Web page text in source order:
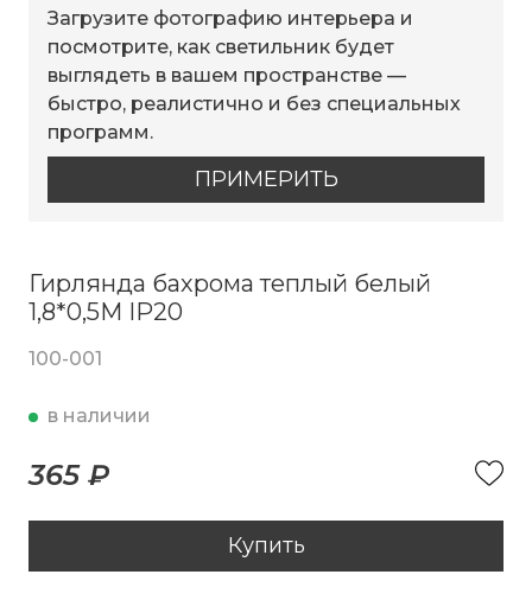
Загрузите фотографию интерьера и
посмотрите, как светильник будет
выглядеть в вашем пространстве —
быстро, реалистично и без специальных
программ.
ПРИМЕРИТЬ
Гирлянда бахрома теплый белый
1,8*0,5М IP20
100-001
в наличии
365 ₽
Купить